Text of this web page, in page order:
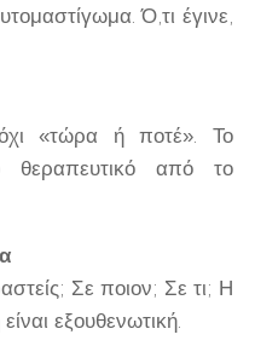
Ό,τι έγινε,
«τώρα ή ποτέ». Το
θεραπευτικό από το
Σε ποιον; Σε τι; Η
εξουθενωτική.